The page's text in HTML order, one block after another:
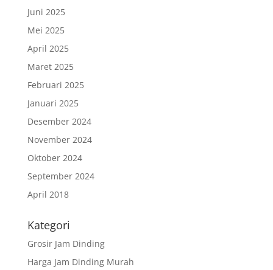
Juni 2025
Mei 2025
April 2025
Maret 2025
Februari 2025
Januari 2025
Desember 2024
November 2024
Oktober 2024
September 2024
April 2018
Kategori
Grosir Jam Dinding
Harga Jam Dinding Murah